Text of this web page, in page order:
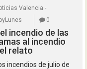
Valencia -
0
incendio de las
al incendio
relato
incendios de julio de